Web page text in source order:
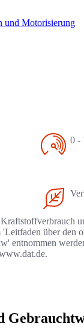
und Motorisierung
0 -
über
entnommen